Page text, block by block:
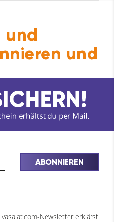
und
und
ABONNIEREN
Newsletter erklärst